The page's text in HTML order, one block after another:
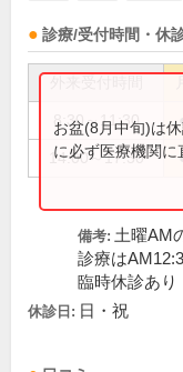
診療/受付時間・休
8:30～11:30
14:00～17:30
お盆(8月中旬)は
に必ず医療機関に
備考: 土曜AM
診療は
臨時休診あり
休診日: 日・祝